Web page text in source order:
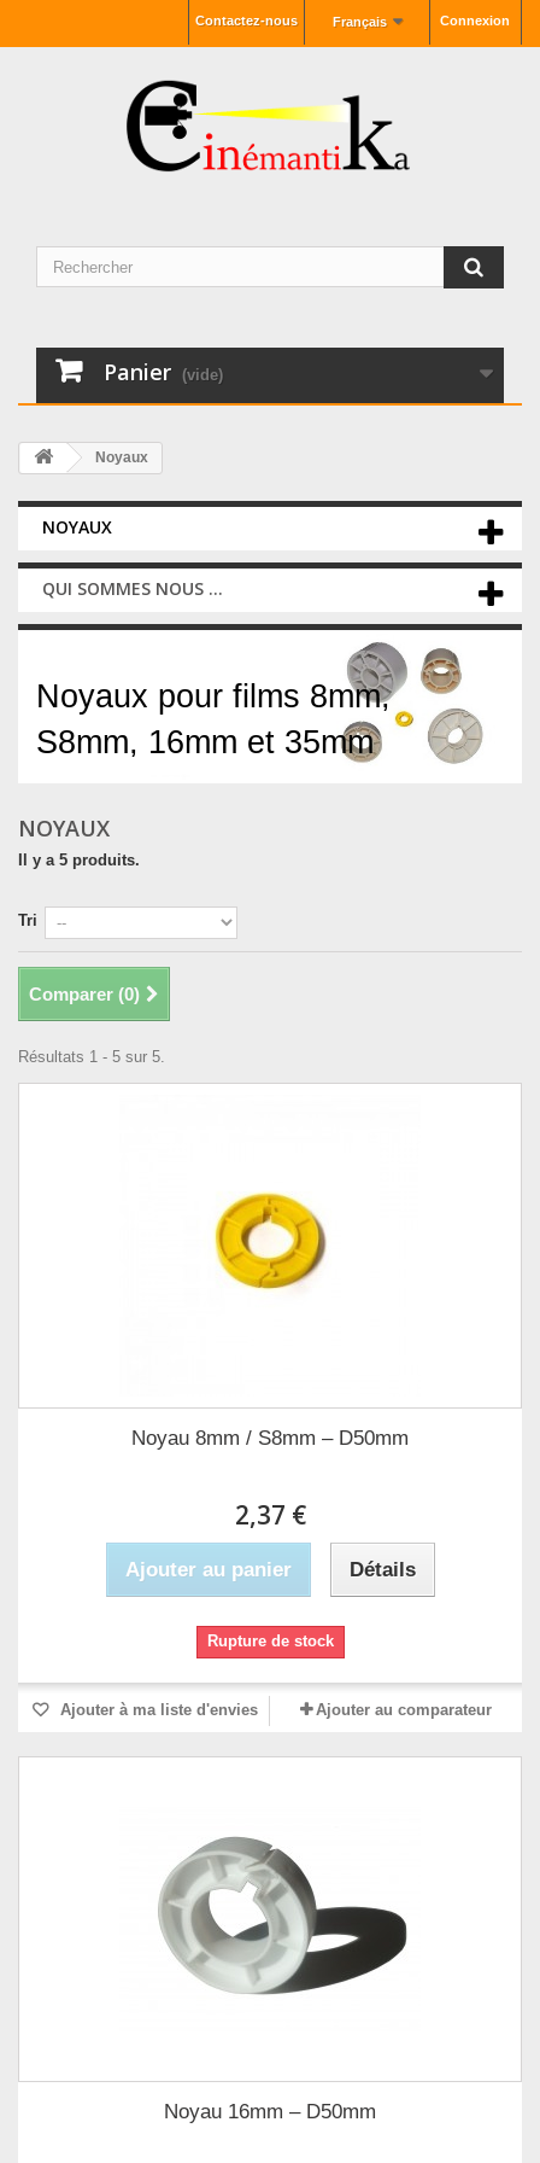
Connexion
Français
Contactez-nous
Panier (vide)
Noyaux
NOYAUX
QUI SOMMES NOUS ...
Noyaux pour films 8mm,
S8mm, 16mm et 35mm
NOYAUX
Il y a 5 produits.
Tri
Comparer (0)
Résultats 1 - 5 sur 5.
Noyau 8mm / S8mm – D50mm
2,37 €
Ajouter au panier Détails
Rupture de stock
Ajouter à ma liste d'envies Ajouter au comparateur
Noyau 16mm – D50mm